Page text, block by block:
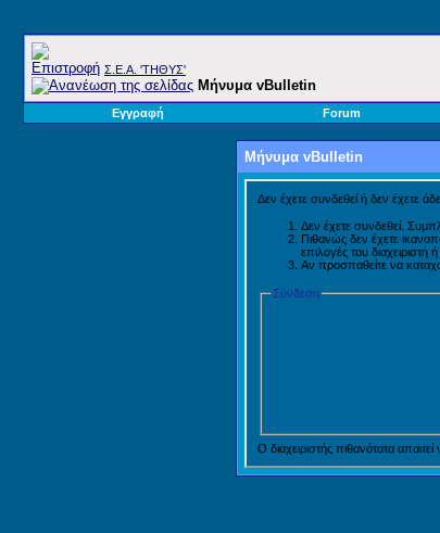
Σ.E.A. 'ΤΗΘΥΣ'
Μήνυμα vBulletin
Εγγραφή Forum
Μήνυμα vBulletin
Δεν έχετε συνδεθεί ή δεν έχετε
Δεν έχετε συνδεθεί.
Πιθανώς δεν έχετε
επιλογές του
Αν προσπαθείτε να
Σύνδεση
Ο διαχειριστής πιθανότατα απαιτεί